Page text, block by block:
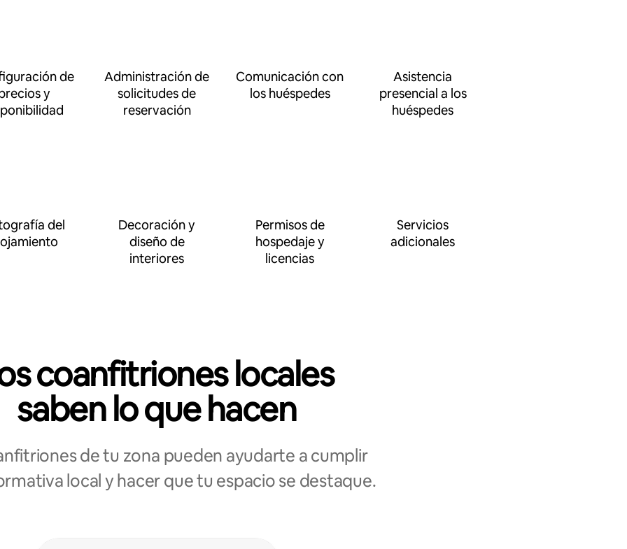
de
y
Administración de
solicitudes de
reservación
Comunicación con
los huéspedes
Asistencia
presencial a los
huéspedes
del
Decoración y
diseño de
interiores
Permisos de
hospedaje y
licencias
Servicios
adicionales
coanfitriones locales
saben lo que hacen
de tu zona pueden ayudarte a cumplir
local y hacer que tu espacio se destaque.